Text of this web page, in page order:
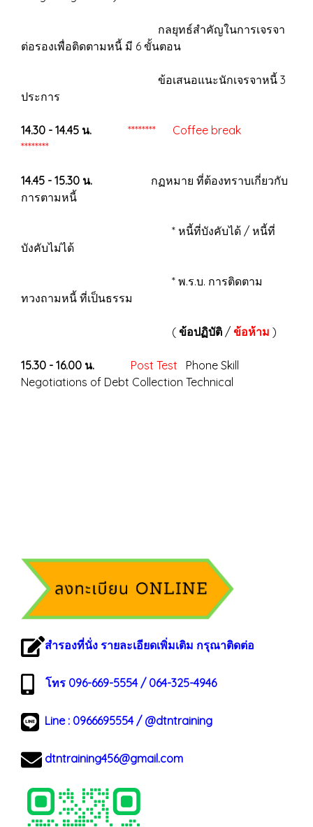
กลยุทธ์สำคัญในการเจรจา
ต่อรองเพื่อติดตามหนี้ มี 6 ขั้นตอน
ข้อเสนอแนะนักเจรจาหนี้ 3
ประการ
14.30 - 14.45 น.
******** Coffee break
********
14.45 - 15.30 น. กฏหมาย ที่ต้องทราบเกี่ยวกับ
การตามหนี้
* หนี้ที่บังคับได้ / หนี้ที่
บังคับไม่ได้
* พ.ร.บ. การติดตาม
ทวงถามหนี้ ที่เป็นธรรม
( ข้อปฏิบัติ / ข้อห้าม )
15.30 - 16.00 น. Post Test Phone Skill
Negotiations of Debt Collection Technical
สำรองที่นั่ง รายละเอียดเพิ่มเติม กรุณาติดต่อ
โทร 096-669-5554 / 064-325-4946
Line : 0966695554/ @dtntraining
dtntraining456@gmail.com